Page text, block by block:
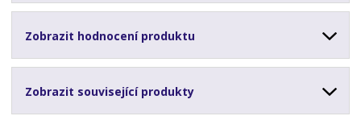
Zobrazit hodnocení produktu
Zobrazit související produkty